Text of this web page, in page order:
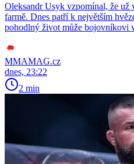
Oleksandr Usyk vzpomínal, že už
farmě. Dnes patří k největším
pohodlný život může bojovníkovi
MMAMAG.cz
dnes, 23:22
2 min